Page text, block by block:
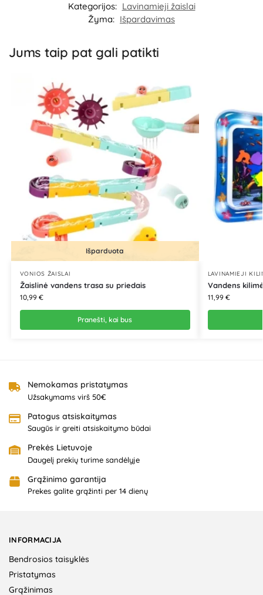
Kategorijos: Lavinamieji žaislai
Žyma: Išpardavimas
Jums taip pat gali patikti
Išparduota
VONIOS ŽAISLAI
Žaislinė vandens trasa su priedais
10,99 €
Pranešti, kai bus
LAVINAMIEJI
Vandens
11,99 €
Nemokamas pristatymas
Užsakymams virš 50€
Patogus atsiskaitymas
Saugūs ir greiti atsiskaitymo būdai
Prekės Lietuvoje
Daugelį prekių turime sandėlyje
Grąžinimo garantija
Prekes galite grąžinti per 14 dienų
INFORMACIJA
Bendrosios taisyklės
Pristatymas
Grąžinimas